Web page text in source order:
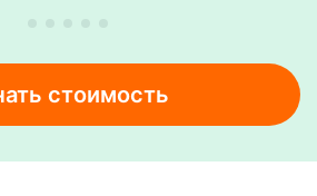
стоимость